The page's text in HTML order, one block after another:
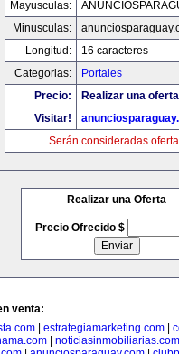
Mayusculas:
Minusculas:
Longitud:
16 caracteres
Categorias:
Portales
Precio:
Realizar una
Visitar!
Serán consideradas
Realizar una Oferta
Precio Ofrecido $
venta:
estrategiamarketing.com
noticiasinmobiliarias.com